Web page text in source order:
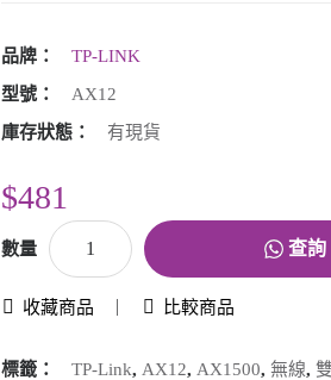
品牌：
TP-LINK
型號：
AX12
庫存狀態：
有現貨
$481
數量 查詢
收藏商品 比較商品
標籤： TP-Link, AX12, AX1500, 無線,